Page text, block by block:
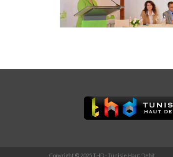
Copyright © 2025 THD - Tunisie Haut Debit.